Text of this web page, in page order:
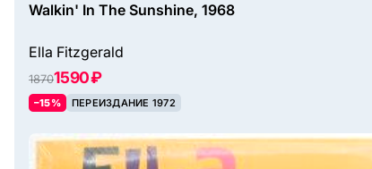
Walkin' In The Sunshine, 1968
Ella Fitzgerald
18701590 ₽
–15% ПЕРЕИЗДАНИЕ 1972